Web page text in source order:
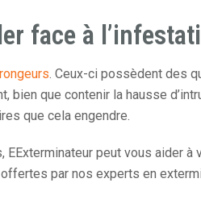
face à
. Ceux-ci possèdent des
bien que contenir la hausse
que cela engendre.
peut vous aider
par nos experts en